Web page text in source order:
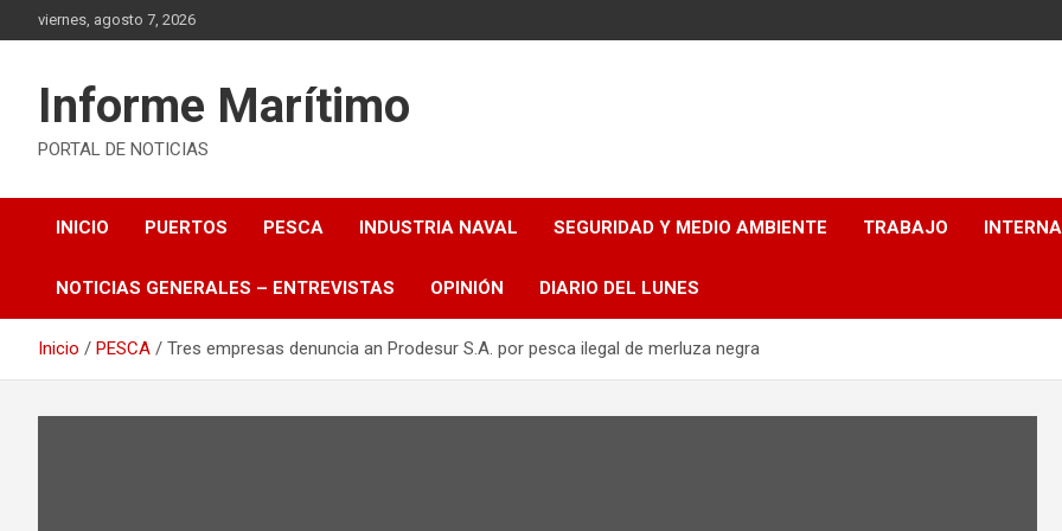
al
viernes, agosto 7, 2026
Informe Marítimo
PORTAL DE NOTICIAS
INICIO PUERTOS PESCA INDUSTRIA NAVAL SEGURIDAD Y MEDIO AMBIENTE TRABAJO
NOTICIAS GENERALES – ENTREVISTAS OPINIÓN DIARIO DEL LUNES
Inicio PESCA Tres empresas denuncia an Prodesur S.A. por pesca ilegal de merluza negra